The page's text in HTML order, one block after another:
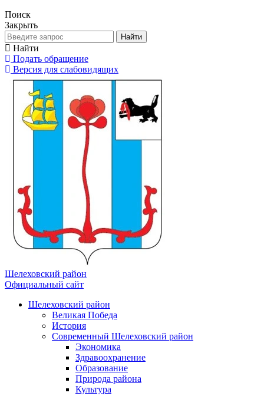
Поиск
Закрыть
Найти
Найти
Подать обращение
Версия для слабовидящих
Шелеховский район
Официальный сайт
Шелеховский район
Великая Победа
История
Современный Шелеховский район
Экономика
Здравоохранение
Образование
Природа района
Культура